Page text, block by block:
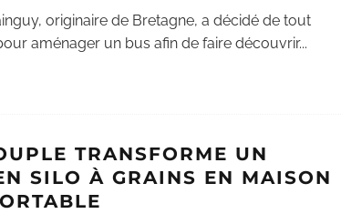
originaire de Bretagne, a décidé de tout
aménager un bus afin de faire découvrir...
TRANSFORME UN
SILO À GRAINS EN MAISON